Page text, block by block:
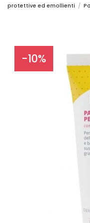
protettive ed emollienti
-10%